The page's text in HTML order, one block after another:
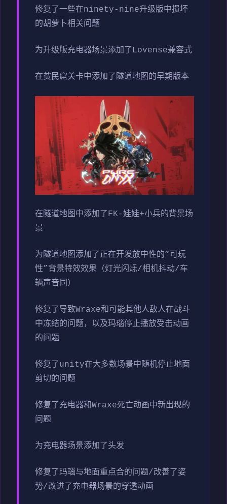
修复了一些在ninety-nine升级版中损坏
的胡萝卜相关问题
为升级版充电器场景添加了Lovense兼容式
在贫民窟关卡中添加了隧道地图的早期版本
在隧道地图中添加了FK-娃娃+小兵的背景场
景
为隧道地图添加了正在开发放中性的”可玩
性”背景特效效果（灯光闪烁/相机抖动/车
辆声音同）
修复了导致Wraxe和可能其他人敌人在战斗
中冻结的问题，以及玛瑙停止播放受击动画
的问题
修复了unity在大多数场景中随机停止地面
剪切的问题
修复了充电器和Wraxe死亡动画中新出现的
问题
为充电器场景添加了头发
修复了玛瑙与地面重点合的问题/改善了姿
势/改进了充电器场景的穿透动画